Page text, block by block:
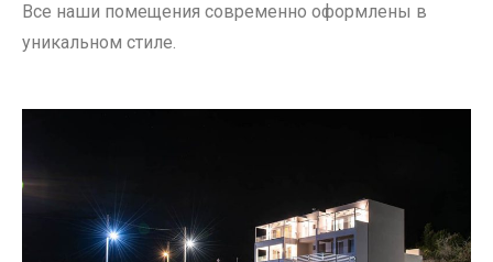
Все наши помещения современно оформлены в
уникальном стиле.